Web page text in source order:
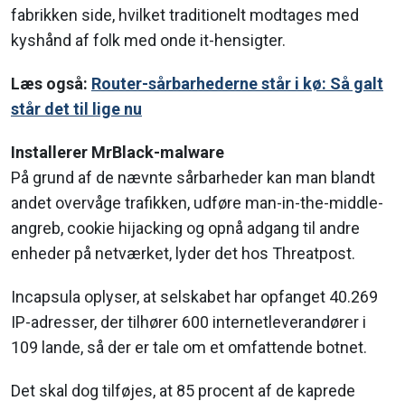
fabrikken side, hvilket traditionelt modtages med
kyshånd af folk med onde it-hensigter.
Læs også: Router-sårbarhederne står i kø: Så galt
står det til lige nu
Installerer MrBlack-malware
På grund af de nævnte sårbarheder kan man blandt
andet overvåge trafikken, udføre man-in-the-middle-
angreb, cookie hijacking og opnå adgang til andre
enheder på netværket, lyder det hos Threatpost.
Incapsula oplyser, at selskabet har opfanget 40.269
IP-adresser, der tilhører 600 internetleverandører i
109 lande, så der er tale om et omfattende botnet.
Det skal dog tilføjes, at 85 procent af de kaprede